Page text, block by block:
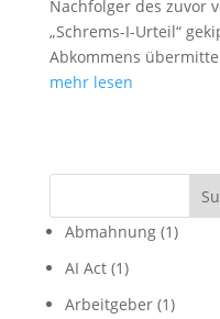
Nachfolger des zuvor
„Schrems-I-Urteil“
Abkommens
mehr lesen
Abmahnung(1)
AI Act(1)
Arbeitgeber(1)